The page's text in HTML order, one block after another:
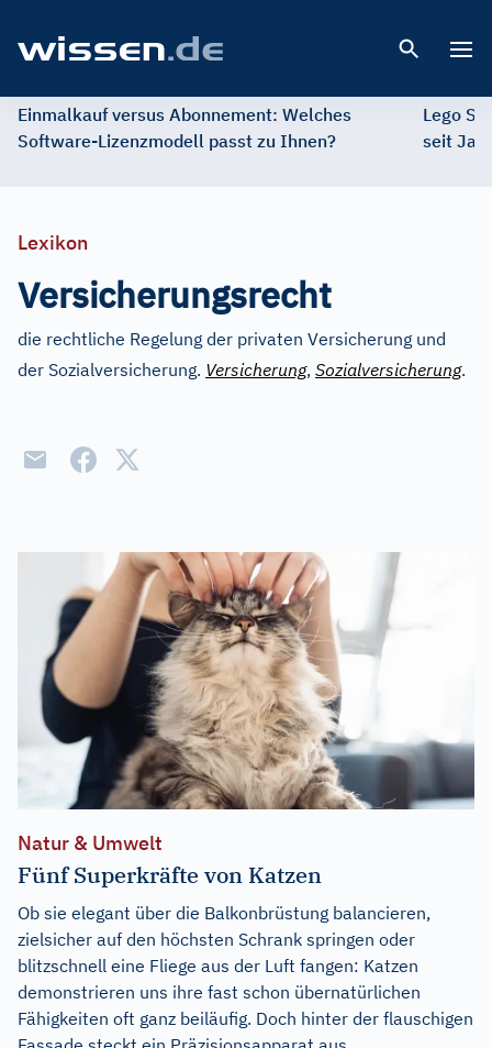
Einmalkauf versus Abonnement: Welches
Software-Lizenzmodell passt zu Ihnen?
Lego
seit
Lexikon
Versicherungsrecht
die rechtliche Regelung der privaten Versicherung und
der Sozialversicherung. Versicherung, Sozialversicherung.
Natur & Umwelt
Fünf Superkräfte von Katzen
Ob sie elegant über die Balkonbrüstung balancieren,
zielsicher auf den höchsten Schrank springen oder
blitzschnell eine Fliege aus der Luft fangen: Katzen
demonstrieren uns ihre fast schon übernatürlichen
Fähigkeiten oft ganz beiläufig. Doch hinter der flauschigen